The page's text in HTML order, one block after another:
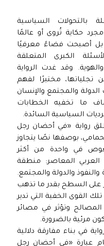
بالتحولات السياسية
مجرد حكاية تُروى أو عالمًا
بل أصبحت فضاءً معرفيًا
الكبرى المتعلقة
وقد غدت الرواية
تجلياتها، مختبرًا لفهم
والمجتمع والإنسان
ما تخفيه الخطابات
السياسية السائدة.
رواية «في أحضان رجل
بوصفها نصًا يتجاوز
في واحدة من أكثر
العربي المعاصر: منطقة
والدولة والمجتمع.
على السطح بقدر ما تذهب
القوى الخفية التي تدير
المصالح وتؤثر في مصائر
مرئية بالضرورة.
في بناء مفارقة دلالية
عبارة «في أحضان رجل